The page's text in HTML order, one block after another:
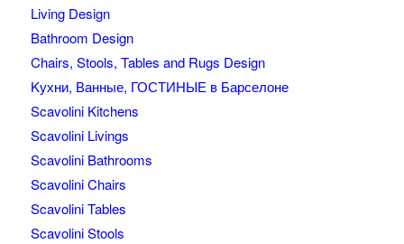
Living Design
Bathroom Design
Chairs, Stools, Tables and Rugs Design
Kухни, Ванные, ГОСТИНЫЕ в Барселоне
Scavolini Kitchens
Scavolini Livings
Scavolini Bathrooms
Scavolini Chairs
Scavolini Tables
Scavolini Stools